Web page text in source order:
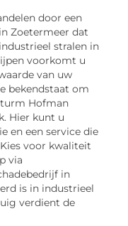
door een
Zoetermeer dat
stralen in
voorkomt u
van uw
bekendstaat om
Hofman
Hier kunt u
en een service die
voor kwaliteit
via
in
is in industrieel
verdient de